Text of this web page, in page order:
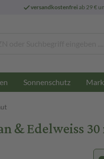
versandkostenfreiab 29 €
Sonnenschutz
& Edelweiss